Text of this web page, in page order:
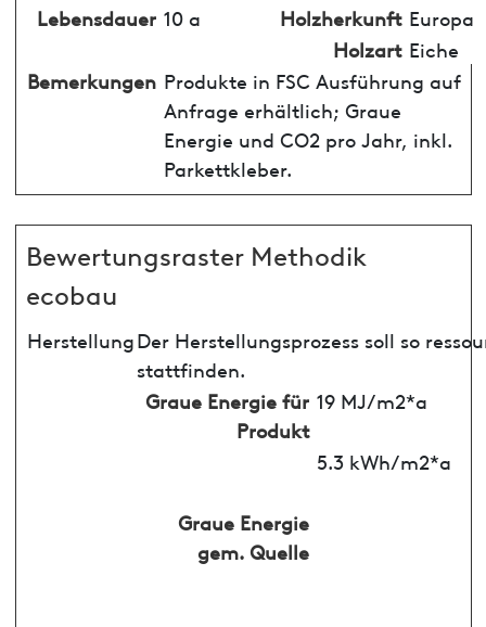
Lebensdauer 10 a Holzherkunft Europa
Holzart Eiche
Bemerkungen Produkte in FSC Ausführung auf
Anfrage erhältlich; Graue
Energie und CO2 pro Jahr, inkl.
Parkettkleber.
Bewertungsraster Methodik
ecobau
HerstellungDer Herstellungsprozess soll so
stattfinden.
Graue Energie für
Produkt
19 MJ/m2*a
5.3 kWh/m2*a
Graue Energie
gem. Quelle